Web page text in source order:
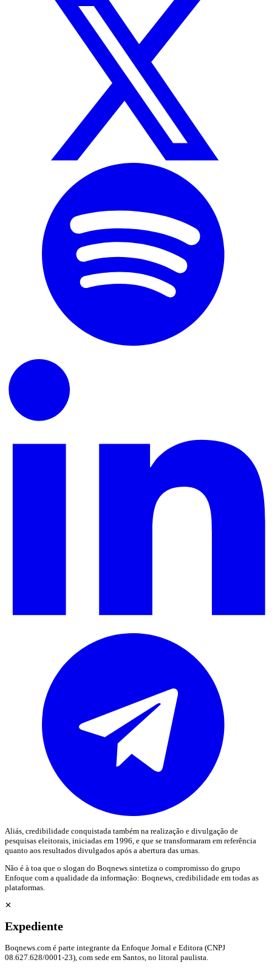
Aliás, credibilidade conquistada também na realização e divulgação de
pesquisas eleitorais, iniciadas em 1996, e que se transformaram em referência
quanto aos resultados divulgados após a abertura das urnas.
Não é à toa que o slogan do Boqnews sintetiza o compromisso do grupo
Enfoque com a qualidade da informação: Boqnews, credibilidade em todas as
plataformas.
✕
Expediente
Boqnews.com é parte integrante da Enfoque Jornal e Editora (CNPJ
08.627.628/0001-23), com sede em Santos, no litoral paulista.